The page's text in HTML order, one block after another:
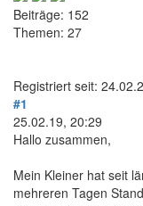
Beiträge: 152
Themen: 27
Registriert seit:
#1
25.02.19, 20:29
Hallo zusammen,
Mein Kleiner hat seit
mehreren Tagen